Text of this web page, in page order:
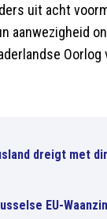
uit acht
aanwezigheid
dreigt met
EU-